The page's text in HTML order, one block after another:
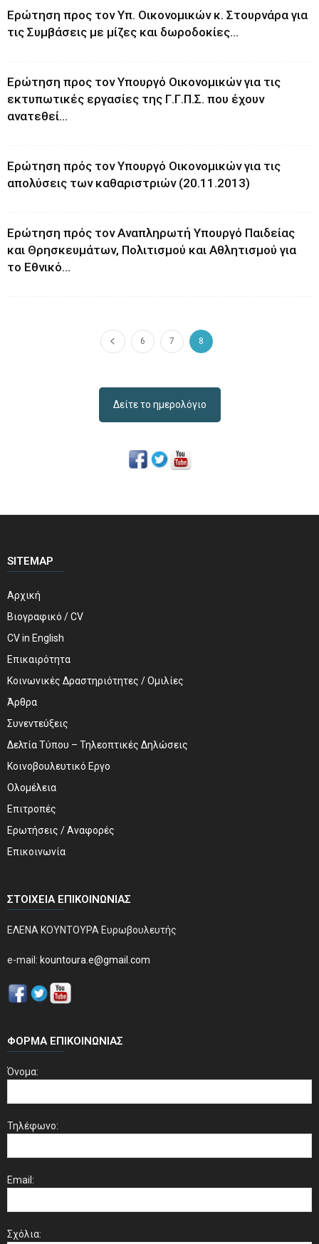
Ερώτηση προς τον Υπ. Οικονομικών κ. Στουρνάρα για
τις Συμβάσεις με μίζες και δωροδοκίες...
Ερώτηση προς τον Υπουργό Οικονομικών για τις
εκτυπωτικές εργασίες της Γ.Γ.Π.Σ. που έχουν
ανατεθεί...
Ερώτηση πρός τον Υπουργό Οικονομικών για τις
απολύσεις των καθαριστριών (20.11.2013)
Ερώτηση πρός τον Αναπληρωτή Υπουργό Παιδείας
και Θρησκευμάτων, Πολιτισμού και Αθλητισμού για
το Εθνικό...
6 7 8
Δείτε το ημερολόγιο
SITEMAP
Αρχική
Βιογραφικό / CV
CV in English
Επικαιρότητα
Κοινωνικές Δραστηριότητες / Ομιλίες
Άρθρα
Συνεντεύξεις
Δελτία Τύπου – Τηλεοπτικές Δηλώσεις
Κοινοβουλευτικό Εργο
Ολομέλεια
Επιτροπές
Ερωτήσεις / Αναφορές
Επικοινωνία
ΣΤΟΙΧΕΊΑ ΕΠΙΚΟΙΝΩΝΊΑΣ
ΕΛΕΝΑ ΚΟΥΝΤΟΥΡΑ Ευρωβουλευτής
e-mail: kountoura.e@gmail.com
ΦΌΡΜΑ ΕΠΙΚΟΙΝΩΝΊΑΣ
Όνομα:
Τηλέφωνο:
Email:
Σχόλια: